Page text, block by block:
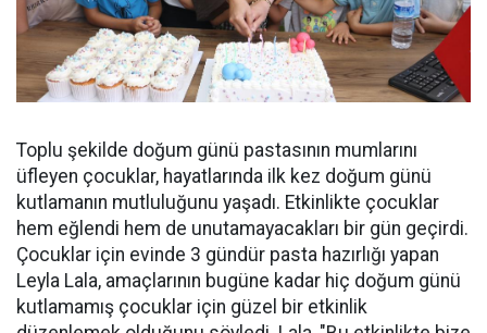
Toplu şekilde doğum günü pastasının mumlarını
üfleyen çocuklar, hayatlarında ilk kez doğum günü
kutlamanın mutluluğunu yaşadı. Etkinlikte çocuklar
hem eğlendi hem de unutamayacakları bir gün geçirdi.
Çocuklar için evinde 3 gündür pasta hazırlığı yapan
Leyla Lala, amaçlarının bugüne kadar hiç doğum günü
kutlamamış çocuklar için güzel bir etkinlik